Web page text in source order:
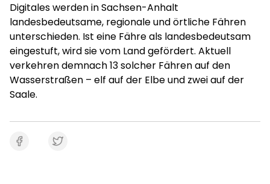
Digitales werden in Sachsen-Anhalt
landesbedeutsame, regionale und örtliche Fähren
unterschieden. Ist eine Fähre als landesbedeutsam
eingestuft, wird sie vom Land gefördert. Aktuell
verkehren demnach 13 solcher Fähren auf den
Wasserstraßen – elf auf der Elbe und zwei auf der
Saale.